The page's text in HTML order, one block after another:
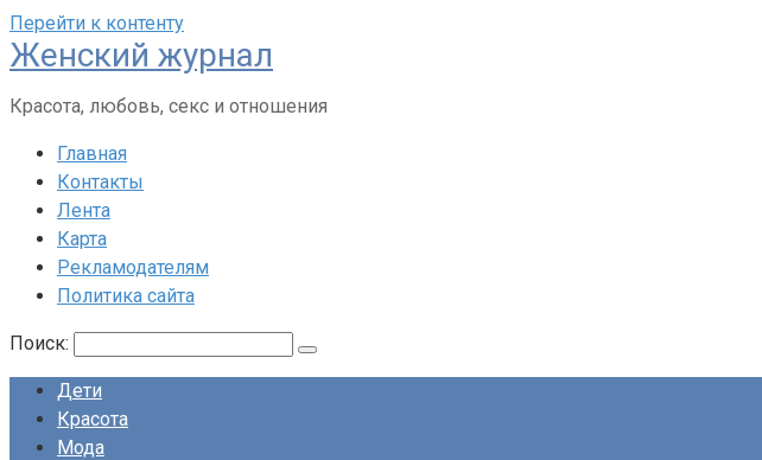
Перейти к контенту
Женский журнал
Красота, любовь, секс и отношения
Главная
Контакты
Лента
Карта
Рекламодателям
Политика сайта
Поиск:
Дети
Красота
Мода